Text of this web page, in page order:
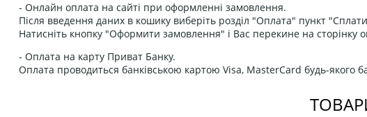
- Онлайн оплата на сайті при оформленні замовлення.
Після введення даних в кошику виберіть розділ "Оплата" пункт
Натисніть кнопку "Оформити замовлення" і Вас перекине на сторінку
- Оплата на карту Приват Банку.
Оплата проводиться банківською картою Visa, MasterCard будь-якого